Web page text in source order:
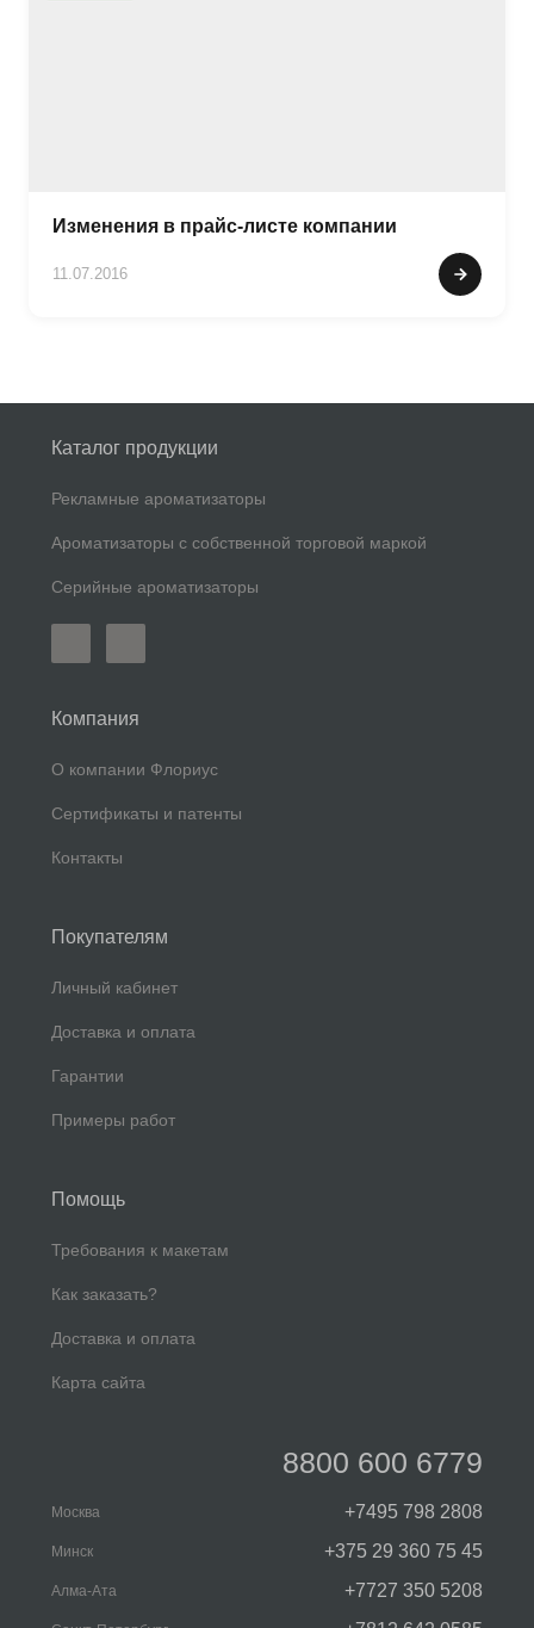
Изменения в прайс-листе компании
11.07.2016
Каталог продукции
Рекламные ароматизаторы
Ароматизаторы с собственной торговой маркой
Серийные ароматизаторы
Компания
О компании Флориус
Сертификаты и патенты
Контакты
Покупателям
Личный кабинет
Доставка и оплата
Гарантии
Примеры работ
Помощь
Требования к макетам
Как заказать?
Доставка и оплата
Карта сайта
8800 600 6779
Москва +7495 798 2808
Минск +375 29 360 75 45
Алма-Ата +7727 350 5208